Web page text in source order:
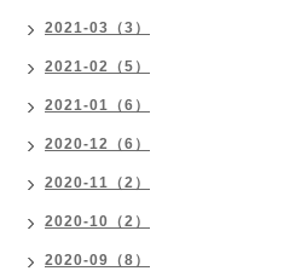
2021-03（3）
2021-02（5）
2021-01（6）
2020-12（6）
2020-11（2）
2020-10（2）
2020-09（8）